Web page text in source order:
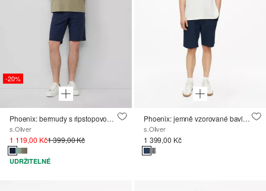
-20%
Phoenix: bermudy s ripstopovou strukturou, v pracovním stylu
s.Oliver
1 119,00 Kč1 399,00 Kč
UDRŽITELNÉ
Phoenix: jemně vzorované bavlněné bermudy
s.Oliver
1 399,00 Kč